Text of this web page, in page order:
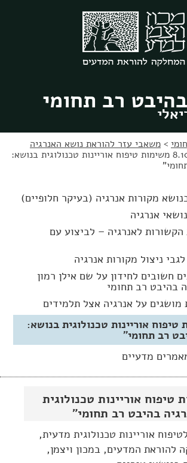
רב תחומי
> משאבי עזר להוראת נושא האנרגיה
8.10 משימות טיפוח אוריינות טכנולוגית בנושא:
טיפוח אוריינות טכנולוגית
בהיבט רב תחומי"
אוריינות טכנולוגית מדעית,
להוראת המדעים, במכון ויצמן,
הקשורות לאנרגיה – לביצוע עם
ניצול מקורות אנרגיה
חשובים לחידון על שם אילן רמון
בהיבט רב תחומי
טיפוח אוריינות טכנולוגית בנושא:
רב תחומי"